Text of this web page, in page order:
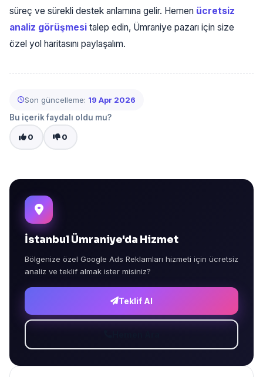
süreç ve sürekli destek anlamına gelir. Hemen ücretsiz
analiz görüşmesi talep edin, Ümraniye pazarı için size
özel yol haritasını paylaşalım.
Son güncelleme: 19 Apr 2026
Bu içerik faydalı oldu mu?
0 0
İstanbul Ümraniye'da Hizmet
Bölgenize özel Google Ads Reklamları hizmeti için ücretsiz
analiz ve teklif almak ister misiniz?
Teklif Al